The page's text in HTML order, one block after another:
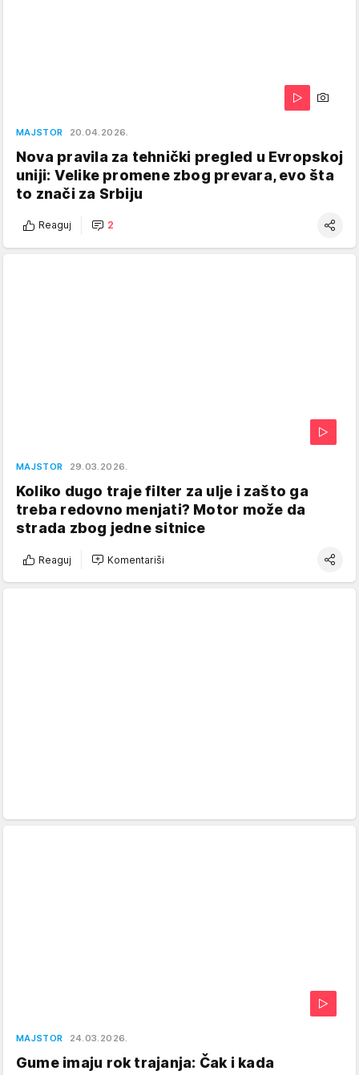
MAJSTOR 20.04.2026.
Nova pravila za tehnički pregled u Evropskoj
uniji: Velike promene zbog prevara, evo šta
to znači za Srbiju
Reaguj 2
MAJSTOR 29.03.2026.
Koliko dugo traje filter za ulje i zašto ga
treba redovno menjati? Motor može da
strada zbog jedne sitnice
Reaguj Komentariši
MAJSTOR 24.03.2026.
Gume imaju rok trajanja: Čak i kada